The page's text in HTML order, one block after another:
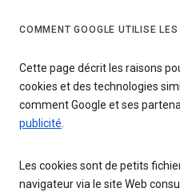
COMMENT GOOGLE UTILISE LES
Cette page décrit les raisons
cookies et des technologies
comment Google et ses
publicité.
Les cookies sont de petits
navigateur via le site Web